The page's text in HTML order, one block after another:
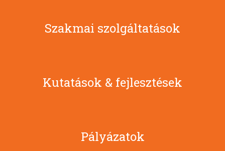
Szakmai szolgáltatások
Kutatások & fejlesztések
Pályázatok